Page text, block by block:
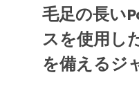
毛足の長い
スを使用し
を備えるジ